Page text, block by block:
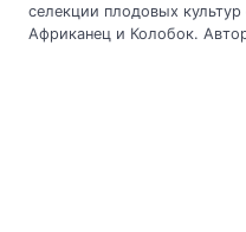
селекции плодовых
Африканец и Колобок.